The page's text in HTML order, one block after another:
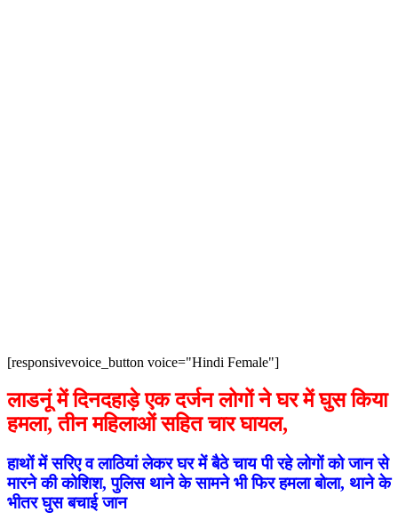
[responsivevoice_button voice="Hindi Female"]
लाडनूं में दिनदहाड़े एक दर्जन लोगों ने घर में घुस किया
हमला, तीन महिलाओं सहित चार घायल,
हाथों में सरिए व लाठियां लेकर घर में बैठे चाय पी रहे लोगों को जान से
मारने की कोशिश, पुलिस थाने के सामने भी फिर हमला बोला, थाने के
भीतर घुस बचाई जान